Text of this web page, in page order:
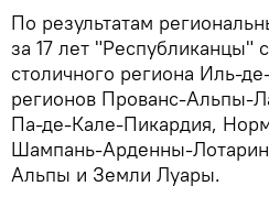
По результатам
за 17 лет "Республиканцы"
столичного региона Иль-
регионов Прованс-Альпы-
Па-де-Кале-Пикардия,
Шампань-Арденны-
Альпы и Земли Луары.